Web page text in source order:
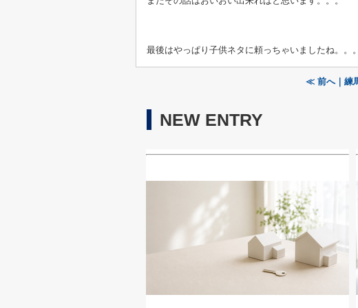
最後はやっぱり子供ネタに頼っちゃいましたね。。。
≪ 前へ｜練
NEW ENTRY